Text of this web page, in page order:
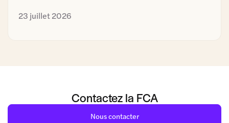
23 juillet 2026
Contactez la FCA
Nous contacter